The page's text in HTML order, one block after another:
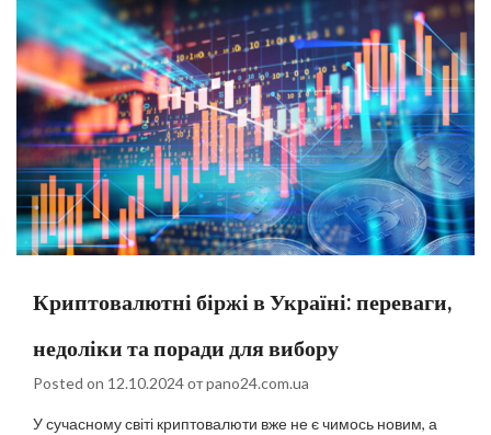
Криптовалютні біржі в Україні: переваги,
недоліки та поради для вибору
Posted on 12.10.2024отpano24.com.ua
У сучасному світі криптовалюти вже не є чимось новим, а